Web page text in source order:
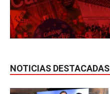
NOTICIAS DESTACADAS